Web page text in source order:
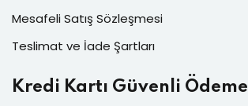
Mesafeli Satış Sözleşmesi
Teslimat ve İade Şartları
Kredi Kartı Güvenli Ödeme